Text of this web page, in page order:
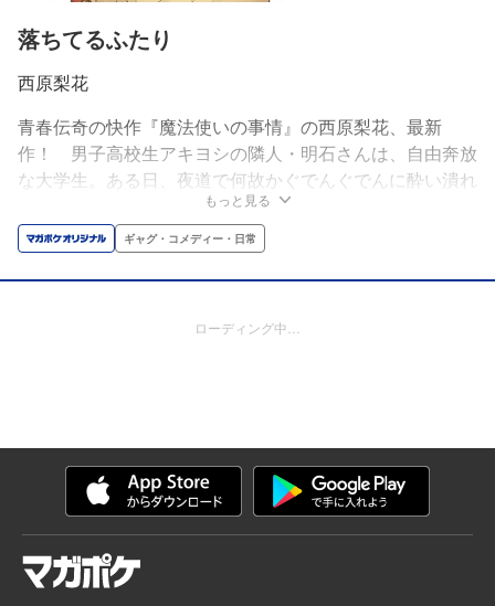
落ちてるふたり
西原梨花
青春伝奇の快作『魔法使いの事情』の西原梨花、最新
作！ 男子高校生アキヨシの隣人・明石さんは、自由奔放
な大学生。ある日、夜道で何故かぐでんぐでんに酔い潰れ
た明石さんを介抱した彼は、彼女が隠したいある「事情」
を知ってしまった！ なんてことない日常から目が離せな
くなる「年の差」ラブコメ開幕！
もっと見る
ギャグ・コメディー・日常
ローディング中…